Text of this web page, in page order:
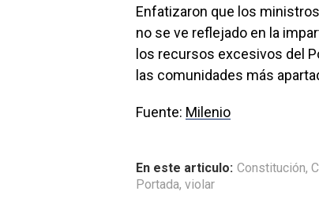
Enfatizaron que los
no se ve reflejado en la
los recursos excesivos del
las comunidades más
Fuente: Milenio
En este articulo: Constitución,
Portada, violar